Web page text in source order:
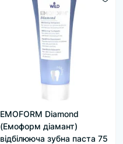
EMOFORM Diamond
(Емоформ діамант)
відбілююча зубна паста 75